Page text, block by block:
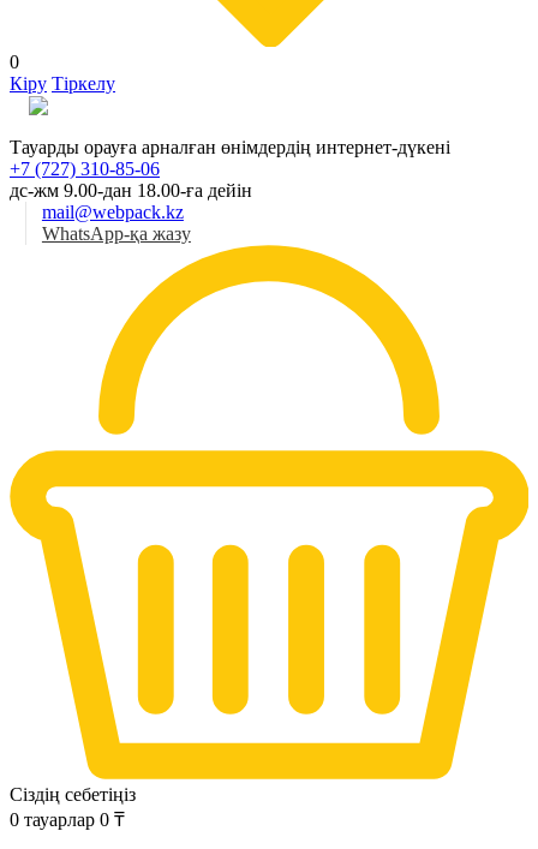
0
Кіру Тіркелу
Тауарды орауға арналған өнімдердің интернет-дүкені
+7 (727) 310-85-06
дс-жм 9.00-дан 18.00-ға дейін
mail@webpack.kz
WhatsApp-қа жазу
Сіздің себетіңіз
0 тауарлар 0 ₸